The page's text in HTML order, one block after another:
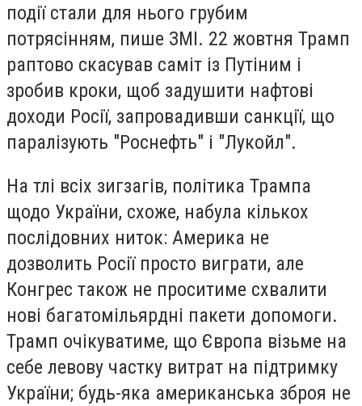
події стали для нього грубим
потрясінням, пише ЗМІ. 22 жовтня Трамп
раптово скасував саміт із Путіним і
зробив кроки, щоб задушити нафтові
доходи Росії, запровадивши санкції, що
паралізують "Роснефть" і "Лукойл".
На тлі всіх зигзагів, політика Трампа
щодо України, схоже, набула кількох
послідовних ниток: Америка не
дозволить Росії просто виграти, але
Конгрес також не проситиме схвалити
нові багатомільярдні пакети допомоги.
Трамп очікуватиме, що Європа візьме на
себе левову частку витрат на підтримку
України; будь-яка американська зброя не